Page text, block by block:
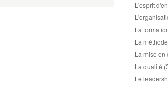
L'esprit
La
La méthode
La mise en
La qualité
Le